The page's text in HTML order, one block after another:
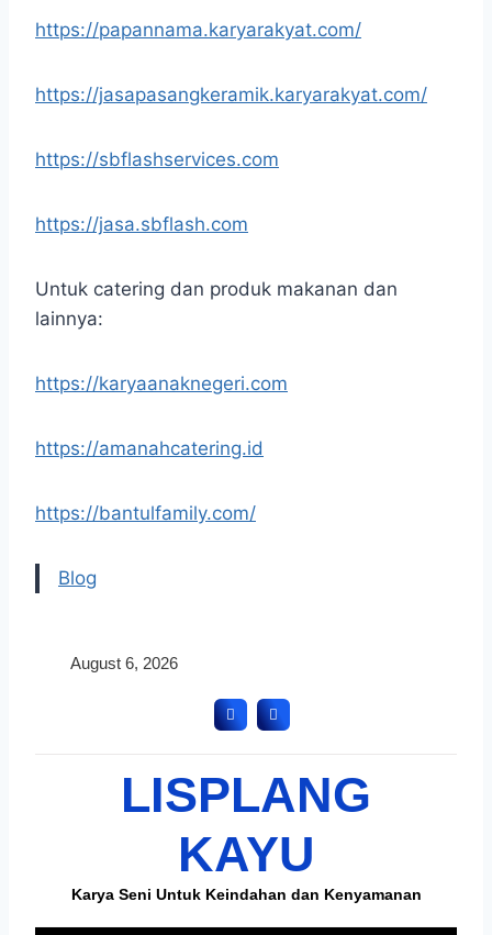
https://papannama.karyarakyat.com/
https://jasapasangkeramik.karyarakyat.com/
https://sbflashservices.com
https://jasa.sbflash.com
Untuk catering dan produk makanan dan
lainnya:
https://karyaanaknegeri.com
https://amanahcatering.id
https://bantulfamily.com/
Blog